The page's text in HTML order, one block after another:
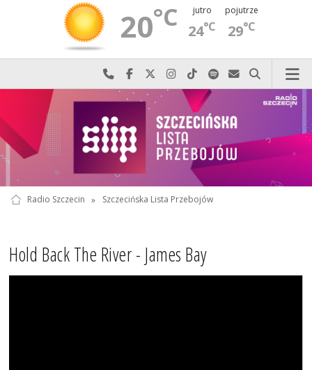
20°C jutro
24°C
pojutrze
29°C
Najlepiej po prostu do nas zadzwoń
Odwiedź nas na Facebook-u
Odwiedź nas na X
Odwiedź nas na Instagram-ie
Odwiedź nas na TikTok-u
Szukaj nas na Spotify
Wyślij do nas
Szukaj
Radio Szczecin » Szczecińska Lista Przebojów
Hold Back The River - James Bay